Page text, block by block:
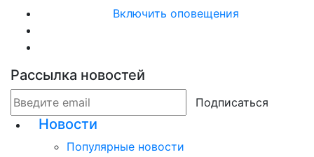
Включить оповещения
Рассылка новостей
Подписаться
Новости
Популярные новости